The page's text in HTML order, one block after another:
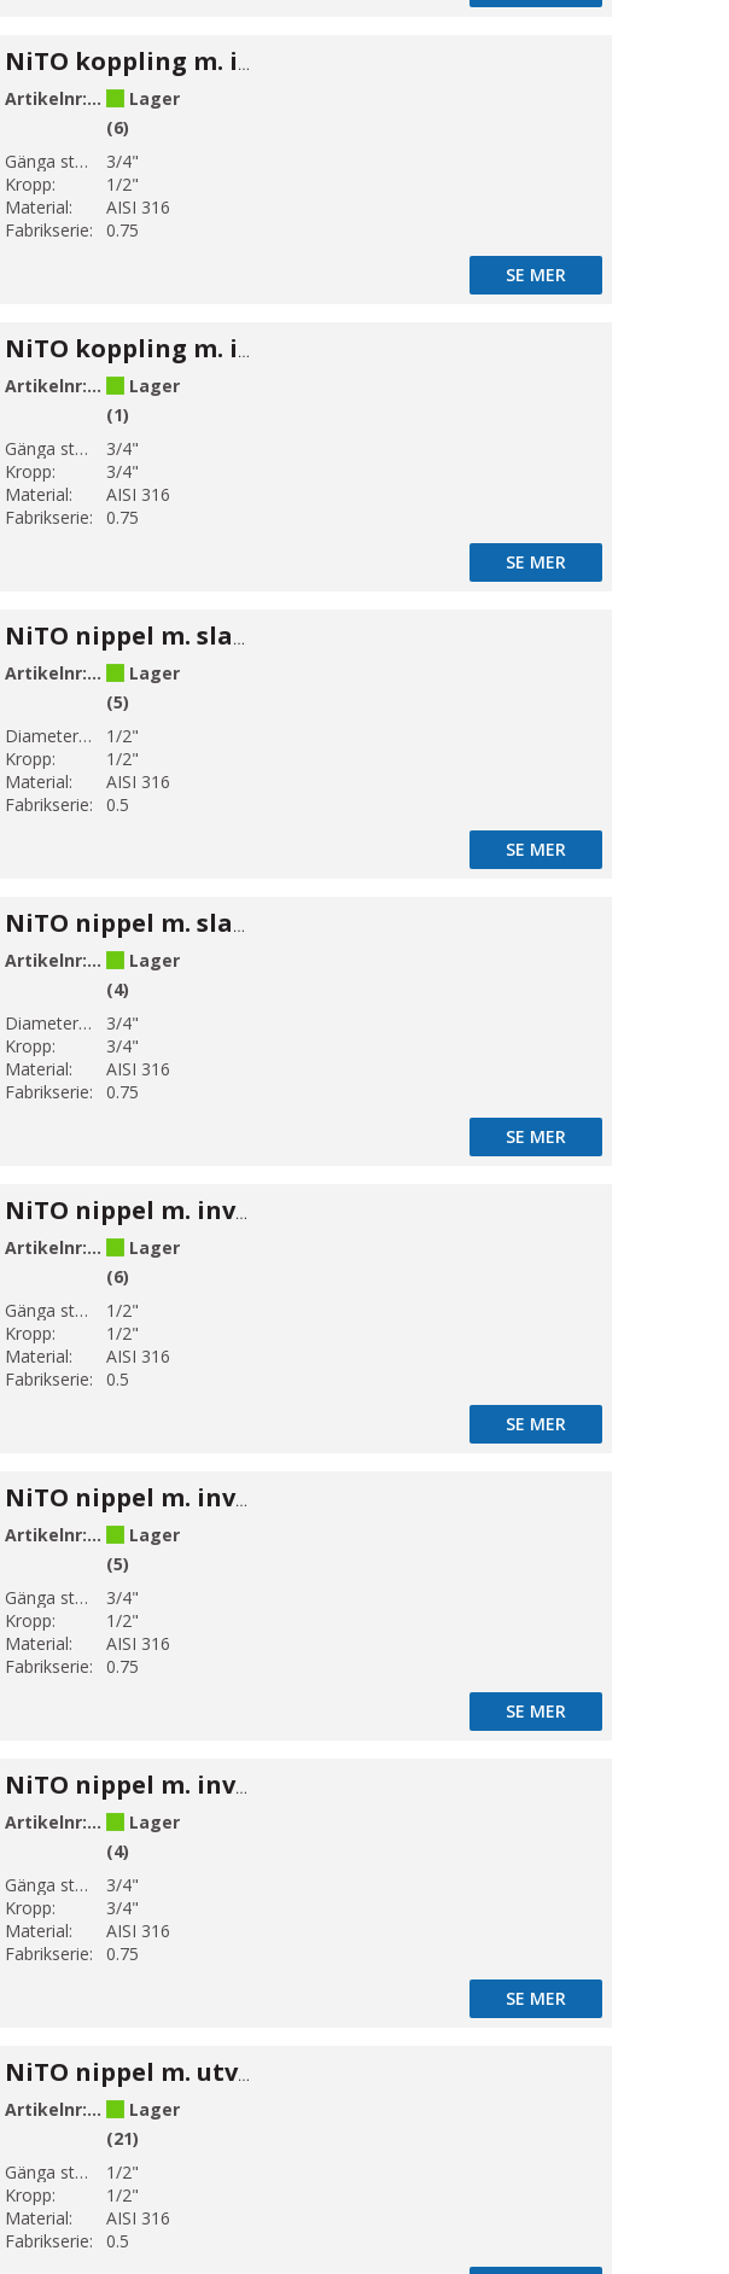
NiTO koppling m. inv gänga 3/4" × 1/2"
Artikelnr:744810606
Lager
(6)
Gänga storlek 1:
3/4"
Kropp:
1/2"
Material:
AISI 316
Fabrikserie:
0.75
SE MER
NiTO koppling m. inv gänga 3/4" × 3/4"
Artikelnr:744810636
Lager
(1)
Gänga storlek 1:
3/4"
Kropp:
3/4"
Material:
AISI 316
Fabrikserie:
0.75
SE MER
NiTO nippel m. slangstuts 1/2" x 1/2"
Artikelnr:744812604
Lager
(5)
Diameter 1 (mm):
1/2"
Kropp:
1/2"
Material:
AISI 316
Fabrikserie:
0.5
SE MER
NiTO nippel m. slangstuts 3/4" × 3/4"
Artikelnr:744812606
Lager
(4)
Diameter 1 (mm):
3/4"
Kropp:
3/4"
Material:
AISI 316
Fabrikserie:
0.75
SE MER
NiTO nippel m. inv gänga 1/2" × 1/2"
Artikelnr:744816604
Lager
(6)
Gänga storlek 1:
1/2"
Kropp:
1/2"
Material:
AISI 316
Fabrikserie:
0.5
SE MER
NiTO nippel m. inv gänga 3/4" × 1/2"
Artikelnr:744816606
Lager
(5)
Gänga storlek 1:
3/4"
Kropp:
1/2"
Material:
AISI 316
Fabrikserie:
0.75
SE MER
NiTO nippel m. inv gänga 3/4" x 3/4"
Artikelnr:744816636
Lager
(4)
Gänga storlek 1:
3/4"
Kropp:
3/4"
Material:
AISI 316
Fabrikserie:
0.75
SE MER
NiTO nippel m. utv gänga 1/2" × 1/2"
Artikelnr:744818604
Lager
(21)
Gänga storlek 1:
1/2"
Kropp:
1/2"
Material:
AISI 316
Fabrikserie:
0.5